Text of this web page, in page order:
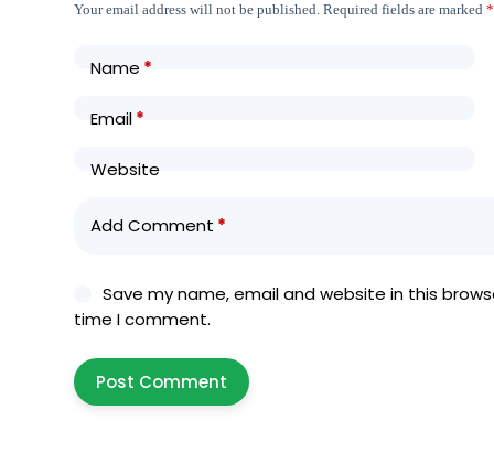
Your email address will not be published. Required fields are marked*
Name*
Email*
Website
Add Comment *
Save my name, email and website in this
time I comment.
Post Comment